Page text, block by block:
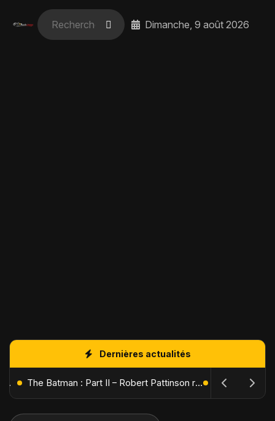
Dimanche, 9 août 2026
Dernières actualités
L'Âge de Glace : Le Réveil du Volcan – Manny, Sid et Diego de retour pour une aventure explosive The Batman : Part II – Robert Pattinson replonge dans les ténèbres de Gotham dès octobre 2027